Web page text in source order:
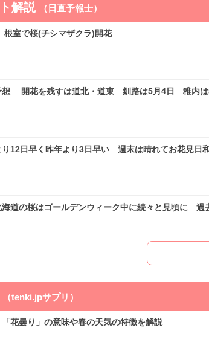
解説 （日直予報士）
室で桜(チシマザクラ)開花
想 開花を残すは道北・道東 釧路は5月4日 稚内は
12日早く昨年より3日早い 週末は晴れてお花見日
道の桜はゴールデンウィーク中に続々と見頃に 過
晴れと雨が交互 晴れると汗ばむ陽気で早めに暑さに
（tenki.jpサプリ）
花曇り」の意味や春の天気の特徴を解説